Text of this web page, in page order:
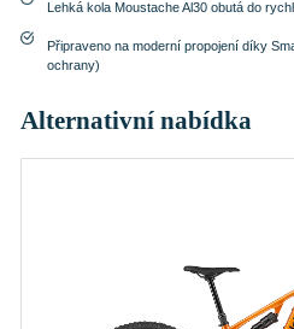
Lehká kola Moustache Al30 obutá do
Připraveno na moderní propojení díky
ochrany)
Alternativní nabídka